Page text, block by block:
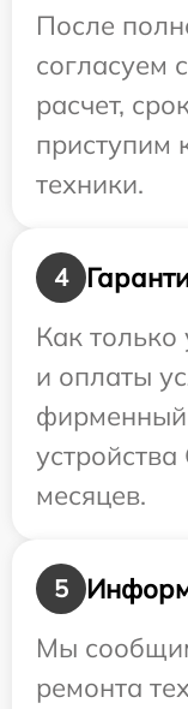
После
согласуем
расчет,
приступим
техники.
4
Как только
и оплаты
фирменный
месяцев.
5
Мы
ремонта